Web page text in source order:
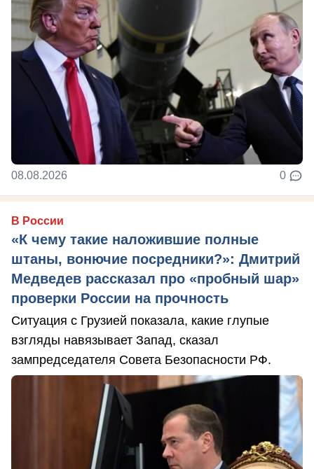
08.08.2026 0
В России
«К чему такие наложившие полные
штаны, вонючие посредники?»: Дмитрий
Медведев рассказал про «пробный шар»
проверки России на прочность
Ситуация с Грузией показала, какие глупые
взгляды навязывает Запад, сказал
зампредседателя Совета Безопасности РФ.